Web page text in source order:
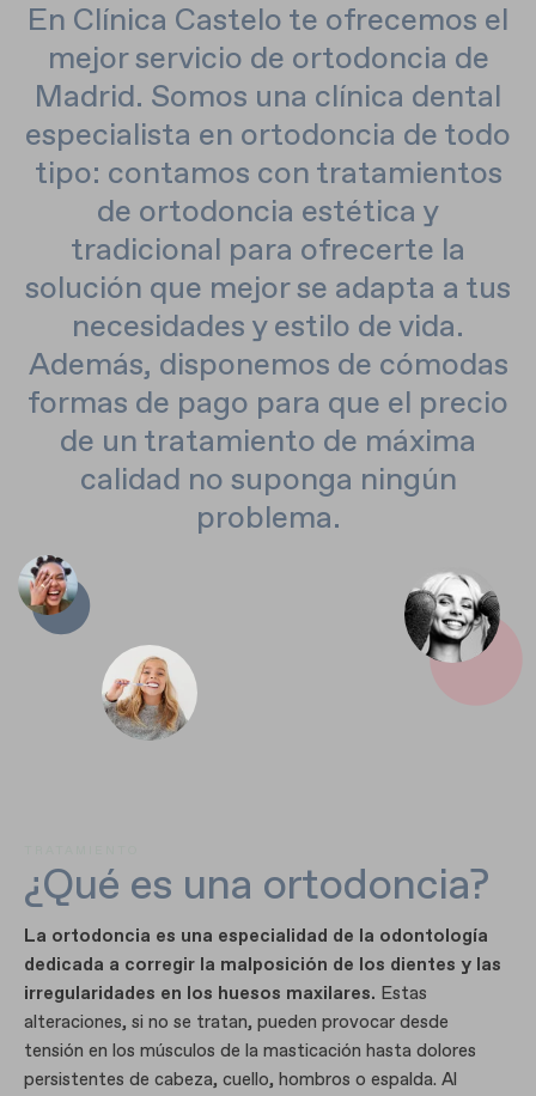
En Clínica Castelo te ofrecemos el
mejor servicio de ortodoncia de
Madrid. Somos una clínica dental
especialista en ortodoncia de todo
tipo: contamos con tratamientos
de ortodoncia estética y
tradicional para ofrecerte la
solución que mejor se adapta a tus
necesidades y estilo de vida.
Además, disponemos de cómodas
formas de pago para que el precio
de un tratamiento de máxima
calidad no suponga ningún
problema.
¿Qué es una ortodoncia?
La ortodoncia es una especialidad de la odontología
dedicada a corregir la malposición de los dientes y las
irregularidades en los huesos maxilares. Estas
alteraciones, si no se tratan, pueden provocar desde
tensión en los músculos de la masticación hasta dolores
persistentes de cabeza, cuello, hombros o espalda. Al